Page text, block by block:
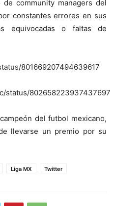
community managers del
constantes errores en sus
equivocadas o faltas de
801669207494639617
status/802658223937437697
del futbol mexicano,
llevarse un premio por su
Liga MX Twitter